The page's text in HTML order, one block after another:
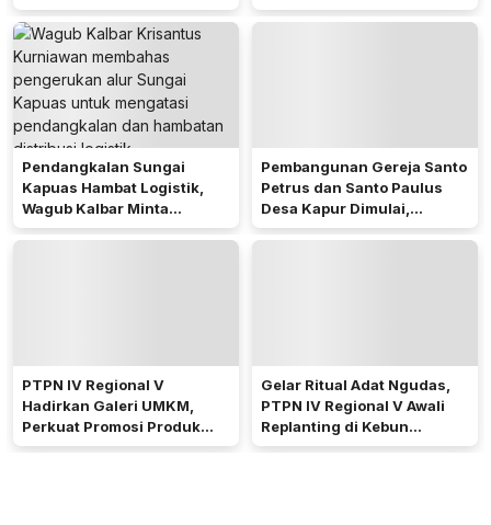
2026
Peringkat Keempat
Pendangkalan Sungai
Kapuas Hambat Logistik,
Wagub Kalbar Minta
Pengerukan Diprioritaskan
Pembangunan Gereja Santo
Petrus dan Santo Paulus
Desa Kapur Dimulai,
Pemkab Kubu Raya Siapkan
PTPN IV Regional V
Hadirkan Galeri UMKM,
Perkuat Promosi Produk
Mitra Binaan Melalui Inovasi
Gelar Ritual Adat Ngudas,
PTPN IV Regional V Awali
Replanting di Kebun
Kembayan